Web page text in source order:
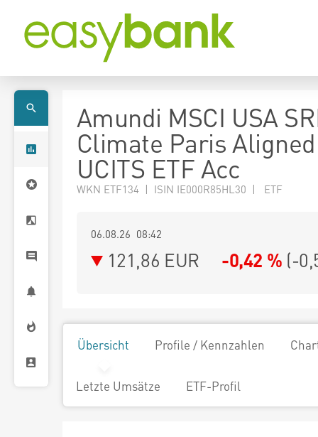
Amundi MSCI USA
Climate Paris Aligned
UCITS ETF Acc
WKN ETF134 | ISIN IE000R85HL30 | ETF
06.08.26 08:42
121,86 EUR -0,42 % (-
Übersicht Profile / Kennzahlen
Letzte Umsätze ETF-Profil